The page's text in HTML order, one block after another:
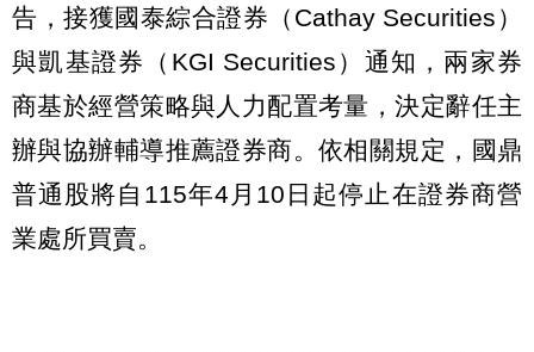
告，接獲國泰綜合證券（Cathay Securities）
與凱基證券（KGI Securities）通知，兩家券
商基於經營策略與人力配置考量，決定辭任主
辦與協辦輔導推薦證券商。依相關規定，國鼎
普通股將自115年4月10日起停止在證券商營
業處所買賣。